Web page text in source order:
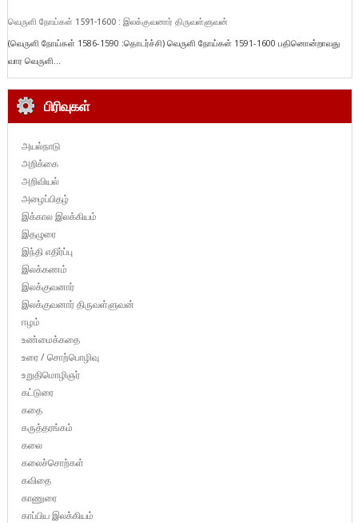
வெருளி நோய்கள் 1591-1600 : இலக்குவனார் திருவள்ளுவன்
(வெருளி நோய்கள் 1586-1590 :தொடர்ச்சி) வெருளி நோய்கள் 1591-1600 பதினொன்றாவது
வார வெருளி...
பிரிவுகள்
அயல்நாடு
அறிக்கை
அறிவியல்
அழைப்பிதழ்
இக்கால இலக்கியம்
இதழுரை
இந்தி எதிர்ப்பு
இலக்கணம்
இலக்குவனார்
இலக்குவனார் திருவள்ளுவன்
ஈழம்
உண்மைக்கதை
உரை / சொற்பொழிவு
உறுதிமொழிஞர்
கட்டுரை
கதை
கருத்தரங்கம்
கலை
கலைச்சொற்கள்
கவிதை
காணுரை
காப்பிய இலக்கியம்